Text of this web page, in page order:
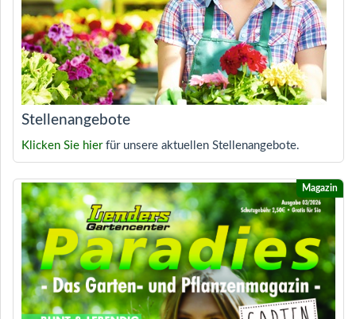
Stellenangebote
Klicken Sie hierfür unsere aktuellen Stellenangebote.